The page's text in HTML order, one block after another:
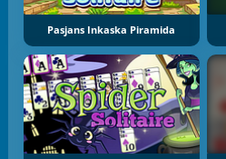
Pasjans Inkaska Piramida